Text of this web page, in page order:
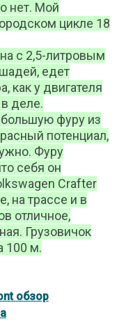
нет. Мой
цикле 18
с 2,5-литровым
едет
как у двигателя
деле.
фуру из
потенциал,
Фуру
себя он
Crafter
на трассе и в
отличное,
Грузовичок
100 м.
обзор